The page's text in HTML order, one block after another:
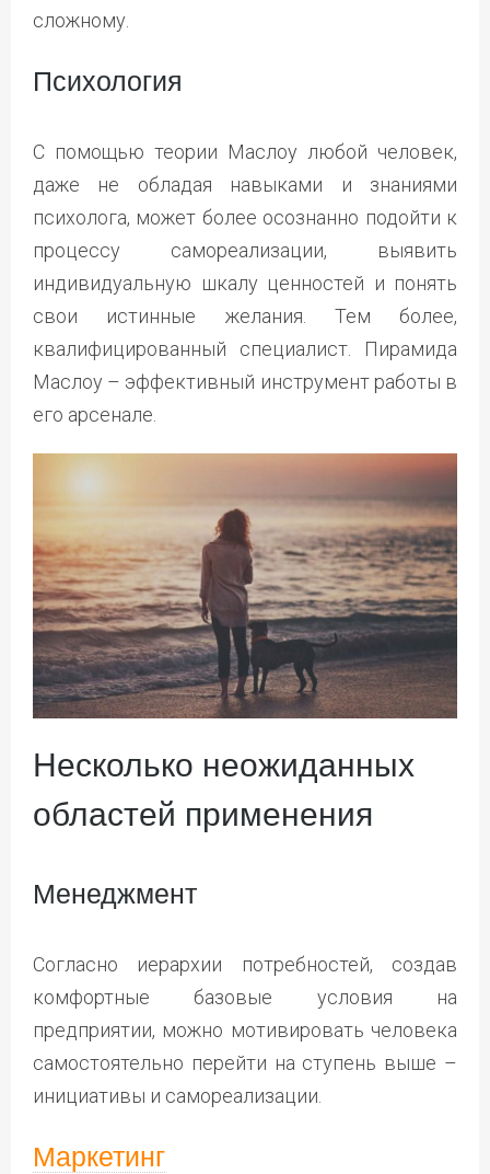
сложному.
Психология
С помощью теории Маслоу любой человек,
даже не обладая навыками и знаниями
психолога, может более осознанно подойти к
процессу самореализации, выявить
индивидуальную шкалу ценностей и понять
свои истинные желания. Тем более,
квалифицированный специалист. Пирамида
Маслоу – эффективный инструмент работы в
его арсенале.
Несколько неожиданных
областей применения
Менеджмент
Согласно иерархии потребностей, создав
комфортные базовые условия на
предприятии, можно мотивировать человека
самостоятельно перейти на ступень выше –
инициативы и самореализации.
Маркетинг